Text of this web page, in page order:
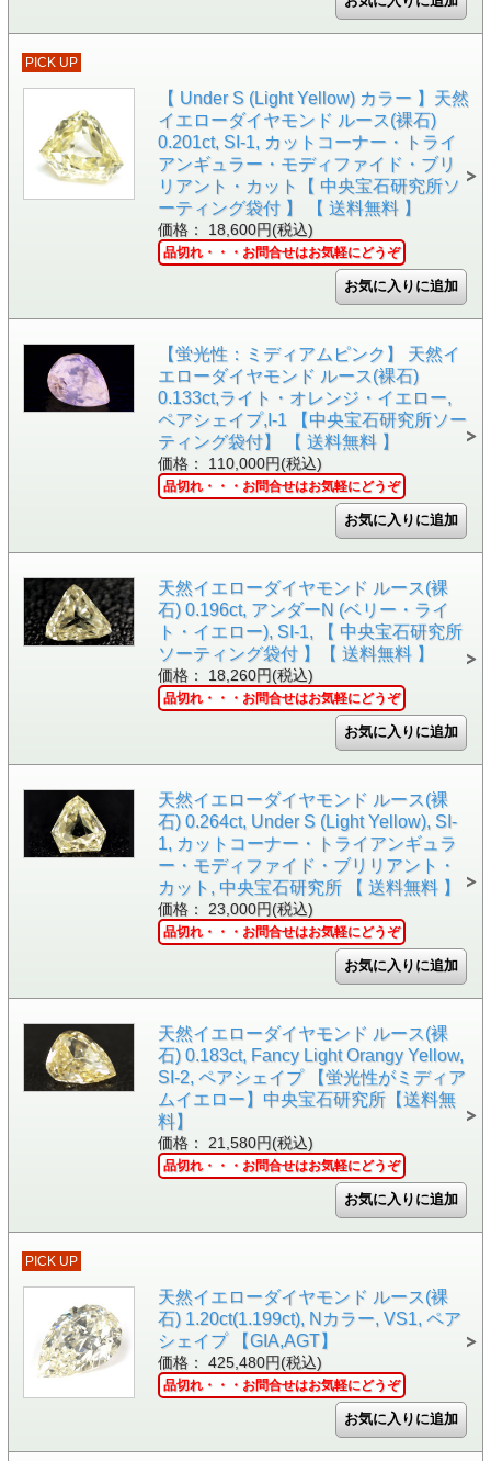
PICK UP
【 Under S (Light Yellow) カラー 】天然
イエローダイヤモンド ルース(裸石)
0.201ct, SI-1, カットコーナー・トライ
アンギュラー・モディファイド・ブリ
リアント・カット【 中央宝石研究所ソ
ーティング袋付 】 【 送料無料 】
価格： 18,600円(税込)
品切れ・・・お問合せはお気軽にどうぞ
【蛍光性：ミディアムピンク】 天然イ
エローダイヤモンド ルース(裸石)
0.133ct,ライト・オレンジ・イエロー,
ペアシェイプ,I-1 【中央宝石研究所ソー
ティング袋付】 【 送料無料 】
価格： 110,000円(税込)
品切れ・・・お問合せはお気軽にどうぞ
天然イエローダイヤモンド ルース(裸
石) 0.196ct, アンダーN (ベリー・ライ
ト・イエロー), SI-1, 【 中央宝石研究所
ソーティング袋付 】【 送料無料 】
価格： 18,260円(税込)
品切れ・・・お問合せはお気軽にどうぞ
天然イエローダイヤモンド ルース(裸
石) 0.264ct, Under S (Light Yellow), SI-
1, カットコーナー・トライアンギュラ
ー・モディファイド・ブリリアント・
カット, 中央宝石研究所 【 送料無料 】
価格： 23,000円(税込)
品切れ・・・お問合せはお気軽にどうぞ
天然イエローダイヤモンド ルース(裸
石) 0.183ct, Fancy Light Orangy Yellow,
SI-2, ペアシェイプ 【蛍光性がミディア
ムイエロー】中央宝石研究所【送料無
料】
価格： 21,580円(税込)
品切れ・・・お問合せはお気軽にどうぞ
PICK UP
天然イエローダイヤモンド ルース(裸
石) 1.20ct(1.199ct), Nカラー, VS1, ペア
シェイプ 【GIA,AGT】
価格： 425,480円(税込)
品切れ・・・お問合せはお気軽にどうぞ